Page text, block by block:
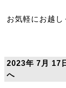
お気軽にお越し
2023年 7月 17
へ